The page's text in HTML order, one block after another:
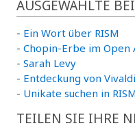
AUSGEWÄHLTE
- Ein Wort über RISM
- Chopin-Erbe im Open
- Sarah Levy
- Entdeckung von
- Unikate suchen in RISM
TEILEN SIE IHRE